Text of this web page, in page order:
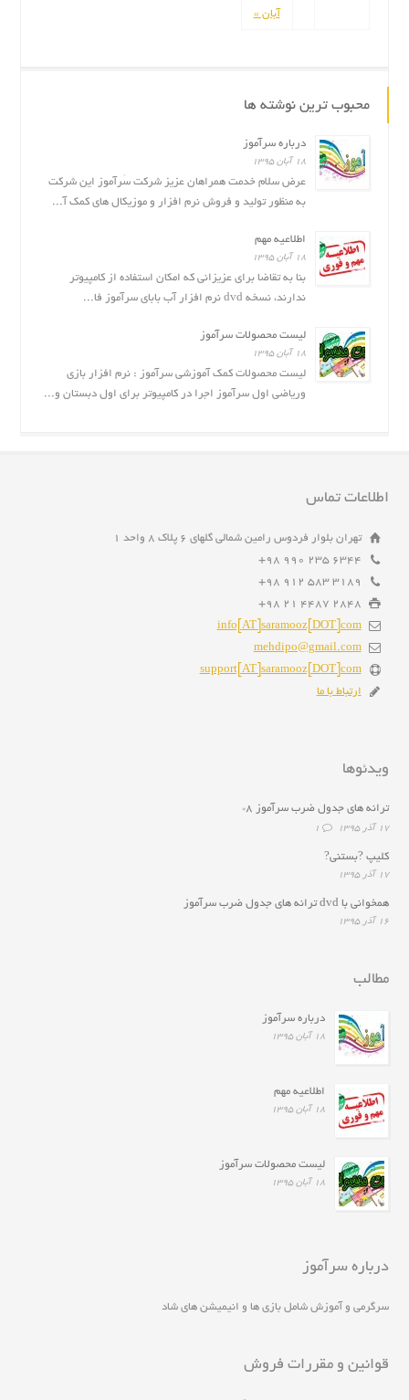
آبان »
محبوب ترین نوشته ها
درباره سرآموز
۱۸ آبان ۱۳۹۵
عرض سلام خدمت همراهان عزیز شرکت سَرآموز این شرکت
به منظور تولید و فروش نرم افزار و موزیکال های کمک آ...
اطلاعیه مهم
۱۸ آبان ۱۳۹۵
بنا به تقاضا برای عزیزانی که امکان استفاده از کامپیوتر
ندارند، نسخه dvd نرم افزار آب بابای سرآموز فا...
لیست محصولات سرآموز
۱۸ آبان ۱۳۹۵
لیست محصولات کمک آموزشی سرآموز : نرم افزار بازى
وریاضی اول سرآموز اجرا در کامپیوتر برای اول دبستان و...
اطلاعات تماس
تهران بلوار فردوس رامین شمالی گلهای ۶ پلاک ۸ واحد ۱
6344 235 990 98+
3189 583 912 98+
2848 4487 21 98+
info[AT]saramooz[DOT]com
mehdipo@gmail.com
support[AT]saramooz[DOT]com
ارتباط با ما
ویدئوها
ترانه هاى جدول ضرب سرآموز ۸*
۱۷ آذر ۱۳۹۵ 1
کلیپ ?بستنی?
۱۷ آذر ۱۳۹۵
همخوانى با dvd ترانه هاى جدول ضرب سرآموز
۱۶ آذر ۱۳۹۵
مطالب
درباره سرآموز
۱۸ آبان ۱۳۹۵
اطلاعیه مهم
۱۸ آبان ۱۳۹۵
لیست محصولات سرآموز
۱۸ آبان ۱۳۹۵
درباره سرآموز
سرگرمی و آموزش شامل بازی ها و انیمیشن های شاد
قوانین و مقررات فروش